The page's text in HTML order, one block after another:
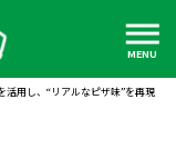
MENU
用し、“リアルなピザ味”を再現‼